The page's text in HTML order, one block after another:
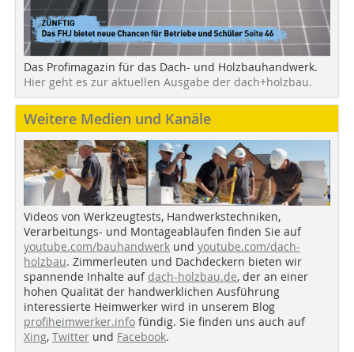
Das Profimagazin für das Dach- und Holzbauhandwerk.
Hier geht es zur aktuellen Ausgabe der dach+holzbau.
Weitere Medien und Kanäle
Videos von Werkzeugtests, Handwerkstechniken,
Verarbeitungs- und Montageabläufen finden Sie auf
youtube.com/bauhandwerk und youtube.com/dach-
holzbau. Zimmerleuten und Dachdeckern bieten wir
spannende Inhalte auf dach-holzbau.de, der an einer
hohen Qualität der handwerklichen Ausführung
interessierte Heimwerker wird in unserem Blog
profiheimwerker.info fündig. Sie finden uns auch auf
Xing, Twitter und Facebook.